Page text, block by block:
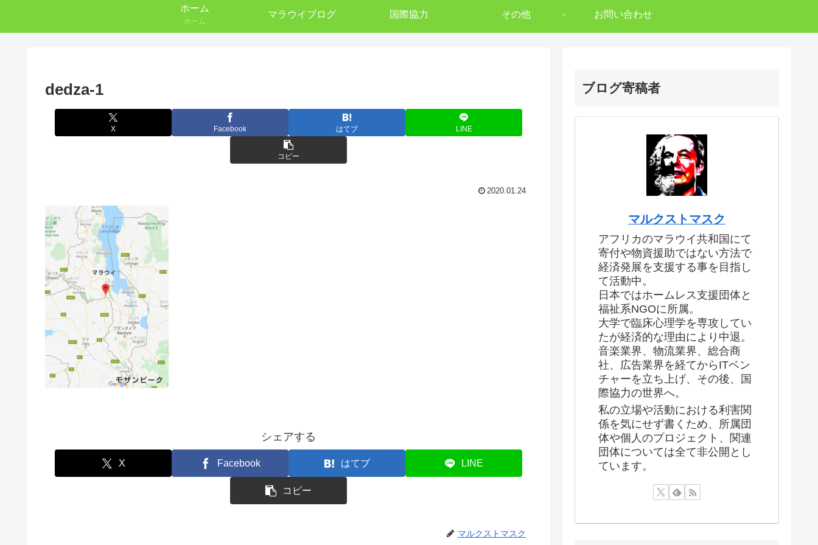
ホーム
ホーム
マラウイブログ 国際協力 その他 お問い合わせ
dedza-1
X Facebook はてブ LINE
コピー
2020.01.24
シェアする
X Facebook はてブ LINE
コピー
マルクストマスク
ブログ寄稿者
マルクストマスク
アフリカのマラウイ共和国にて
寄付や物資援助ではない方法で
経済発展を支援する事を目指し
て活動中。
日本ではホームレス支援団体と
福祉系NGOに所属。
大学で臨床心理学を専攻してい
たが経済的な理由により中退。
音楽業界、物流業界、総合商
社、広告業界を経てからITベン
チャーを立ち上げ、その後、国
際協力の世界へ。
私の立場や活動における利害関
係を気にせず書くため、所属団
体や個人のプロジェクト、関連
団体については全て非公開とし
ています。